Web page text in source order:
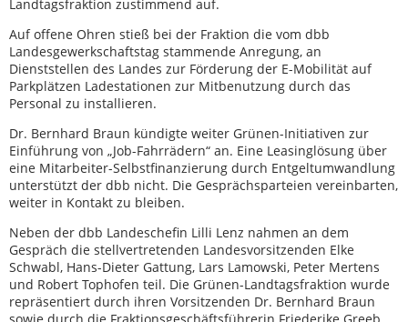
Landtagsfraktion zustimmend auf.
Auf offene Ohren stieß bei der Fraktion die vom dbb
Landesgewerkschaftstag stammende Anregung, an
Dienststellen des Landes zur Förderung der E-Mobilität auf
Parkplätzen Ladestationen zur Mitbenutzung durch das
Personal zu installieren.
Dr. Bernhard Braun kündigte weiter Grünen-Initiativen zur
Einführung von „Job-Fahrrädern“ an. Eine Leasinglösung über
eine Mitarbeiter-Selbstfinanzierung durch Entgeltumwandlung
unterstützt der dbb nicht. Die Gesprächsparteien vereinbarten,
weiter in Kontakt zu bleiben.
Neben der dbb Landeschefin Lilli Lenz nahmen an dem
Gespräch die stellvertretenden Landesvorsitzenden Elke
Schwabl, Hans-Dieter Gattung, Lars Lamowski, Peter Mertens
und Robert Tophofen teil. Die Grünen-Landtagsfraktion wurde
repräsentiert durch ihren Vorsitzenden Dr. Bernhard Braun